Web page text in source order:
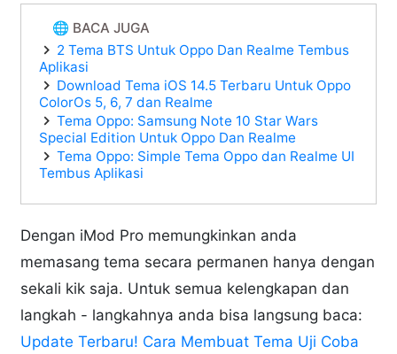
🌐 BACA JUGA
2 Tema BTS Untuk Oppo Dan Realme Tembus
Aplikasi
Download Tema iOS 14.5 Terbaru Untuk Oppo
ColorOs 5, 6, 7 dan Realme
Tema Oppo: Samsung Note 10 Star Wars
Special Edition Untuk Oppo Dan Realme
Tema Oppo: Simple Tema Oppo dan Realme UI
Tembus Aplikasi
Dengan iMod Pro memungkinkan anda
memasang tema secara permanen hanya dengan
sekali kik saja. Untuk semua kelengkapan dan
langkah - langkahnya anda bisa langsung baca:
Update Terbaru! Cara Membuat Tema Uji Coba